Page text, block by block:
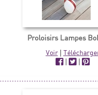
Proloisirs Lampes
Voir|
|
|